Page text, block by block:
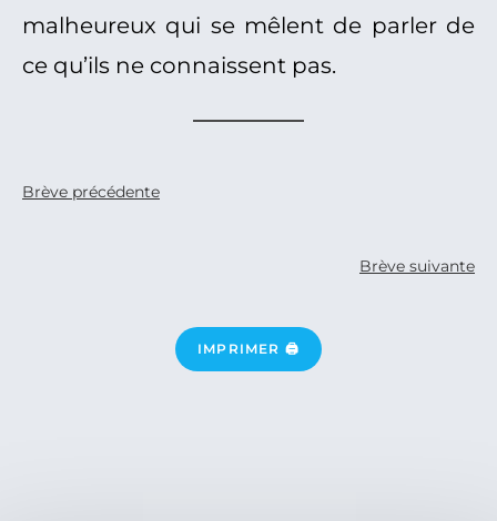
malheureux qui se mêlent de parler de
ce qu’ils ne connaissent pas.
Brève précédente
Brève suivante
IMPRIMER 🖨